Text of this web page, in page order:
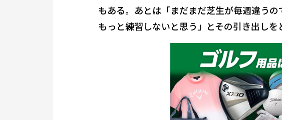
もある。あとは「まだまだ芝生が毎週違う
もっと練習しないと思う」とその引き出しを